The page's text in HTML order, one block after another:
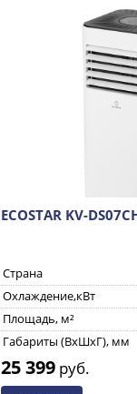
ECOSTAR KV-
Страна
Охлаждение,кВт
Площадь, м²
Габариты (ВхШхГ), мм
25 399руб.